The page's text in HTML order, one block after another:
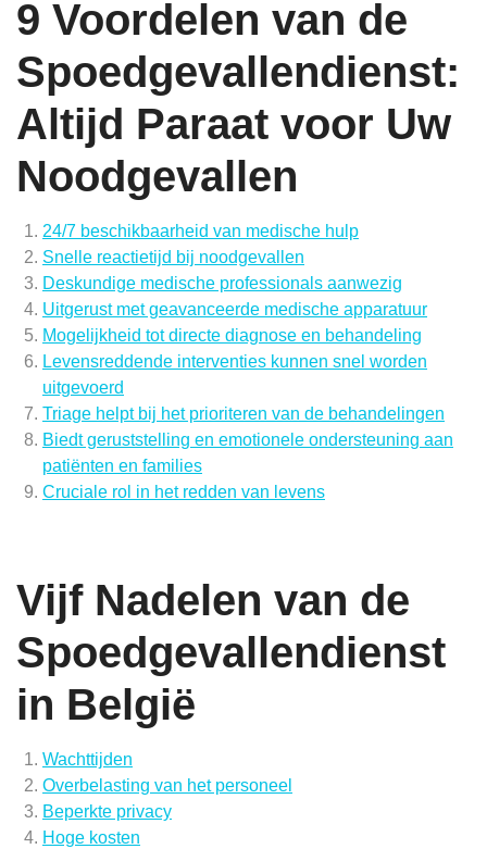
9 Voordelen van de
Spoedgevallendienst:
Altijd Paraat voor Uw
Noodgevallen
24/7 beschikbaarheid van medische hulp
Snelle reactietijd bij noodgevallen
Deskundige medische professionals aanwezig
Uitgerust met geavanceerde medische apparatuur
Mogelijkheid tot directe diagnose en behandeling
Levensreddende interventies kunnen snel worden
uitgevoerd
Triage helpt bij het prioriteren van de behandelingen
Biedt geruststelling en emotionele ondersteuning aan
patiënten en families
Cruciale rol in het redden van levens
Vijf Nadelen van de
Spoedgevallendienst
in België
Wachttijden
Overbelasting van het personeel
Beperkte privacy
Hoge kosten